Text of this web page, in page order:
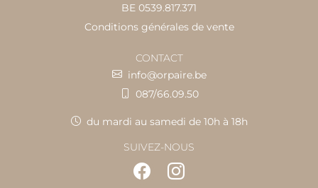
BE 0539.817.371
Conditions générales de vente
CONTACT
info@orpaire.be
087/66.09.50
du mardi au samedi de 10h à 18h
SUIVEZ-NOUS